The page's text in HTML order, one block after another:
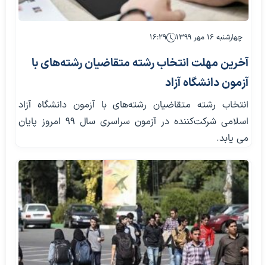
چهارشنبه ۱۶ مهر ۱۳۹۹ ۱۶:۲۹
آخرین مهلت انتخاب رشته متقاضیان رشته‌های با
آزمون دانشگاه آزاد
انتخاب رشته متقاضیان رشته‌های با آزمون دانشگاه آزاد
اسلامی شرکت‌کننده در آزمون سراسری سال ۹۹ امروز پایان
می یابد.